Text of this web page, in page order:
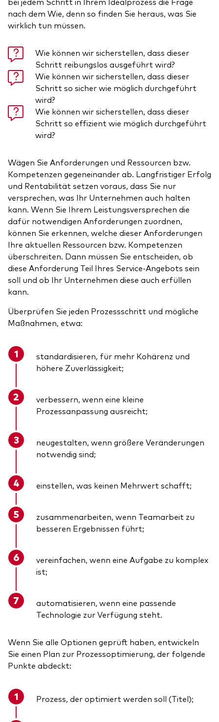
nach dem Wie, denn so finden Sie heraus, was Sie
wirklich tun müssen.
Wie können wir sicherstellen, dass dieser
Schritt reibungslos ausgeführt wird?
Wie können wir sicherstellen, dass dieser
Schritt so sicher wie möglich durchgeführt
wird?
Wie können wir sicherstellen, dass dieser
Schritt so effizient wie möglich durchgeführt
wird?
Wägen Sie Anforderungen und Ressourcen bzw.
Kompetenzen gegeneinander ab. Langfristiger Erfolg
und Rentabilität setzen voraus, dass Sie nur
versprechen, was Ihr Unternehmen auch halten
kann. Wenn Sie Ihrem Leistungsversprechen die
dafür notwendigen Anforderungen zuordnen,
können Sie erkennen, welche dieser Anforderungen
Ihre aktuellen Ressourcen bzw. Kompetenzen
überschreiten. Dann müssen Sie entscheiden, ob
diese Anforderung Teil Ihres Service-Angebots sein
soll und ob Ihr Unternehmen diese auch erfüllen
kann.
Überprüfen Sie jeden Prozessschritt und mögliche
Maßnahmen, etwa:
standardisieren, für mehr Kohärenz und
höhere Zuverlässigkeit;
verbessern, wenn eine kleine
Prozessanpassung ausreicht;
neugestalten, wenn größere Veränderungen
notwendig sind;
einstellen, was keinen Mehrwert schafft;
zusammenarbeiten, wenn Teamarbeit zu
besseren Ergebnissen führt;
vereinfachen, wenn eine Aufgabe zu komplex
ist;
automatisieren, wenn eine passende
Technologie zur Verfügung steht.
Wenn Sie alle Optionen geprüft haben, entwickeln
Sie einen Plan zur Prozessoptimierung, der folgende
Punkte abdeckt:
Prozess, der optimiert werden soll (Titel);